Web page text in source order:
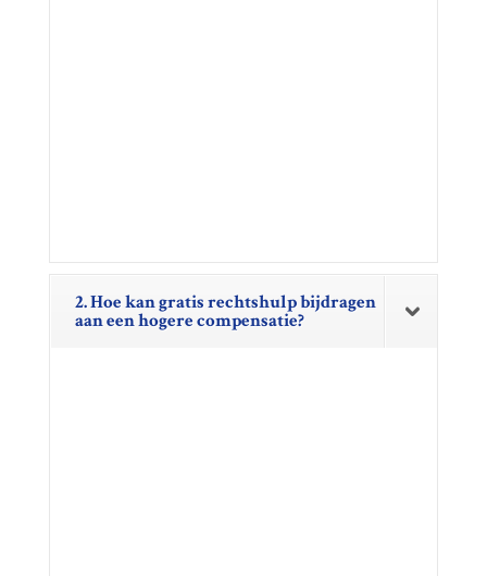
2. Hoe kan gratis rechtshulp bijdragen
aan een hogere compensatie?